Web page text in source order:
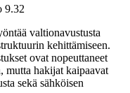
9.32
valtionavustusta
kehittämiseen.
ovat nopeuttaneet
mutta hakijat kaipaavat
sekä sähköisen